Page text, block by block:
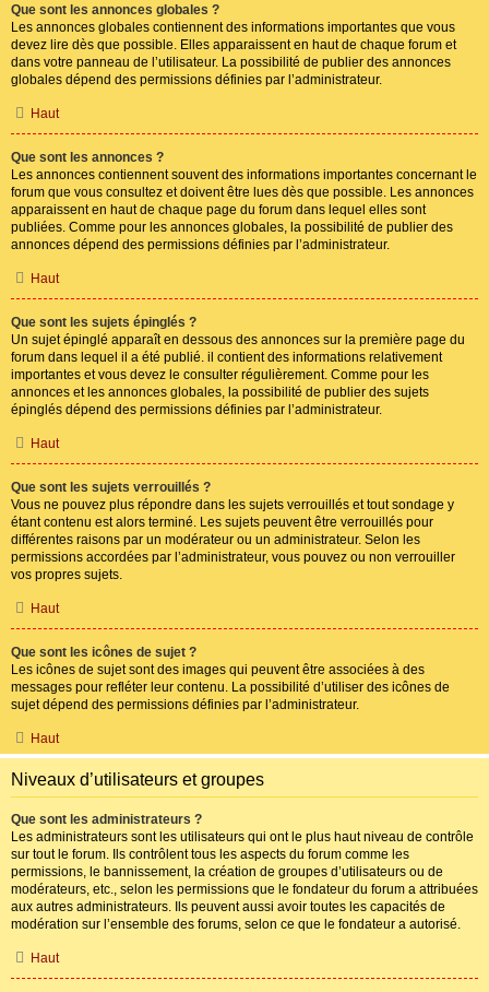
Que sont les annonces globales ?
Les annonces globales contiennent des informations importantes que vous
devez lire dès que possible. Elles apparaissent en haut de chaque forum et
dans votre panneau de l’utilisateur. La possibilité de publier des annonces
globales dépend des permissions définies par l’administrateur.
Haut
Que sont les annonces ?
Les annonces contiennent souvent des informations importantes concernant le
forum que vous consultez et doivent être lues dès que possible. Les annonces
apparaissent en haut de chaque page du forum dans lequel elles sont
publiées. Comme pour les annonces globales, la possibilité de publier des
annonces dépend des permissions définies par l’administrateur.
Haut
Que sont les sujets épinglés ?
Un sujet épinglé apparaît en dessous des annonces sur la première page du
forum dans lequel il a été publié. il contient des informations relativement
importantes et vous devez le consulter régulièrement. Comme pour les
annonces et les annonces globales, la possibilité de publier des sujets
épinglés dépend des permissions définies par l’administrateur.
Haut
Que sont les sujets verrouillés ?
Vous ne pouvez plus répondre dans les sujets verrouillés et tout sondage y
étant contenu est alors terminé. Les sujets peuvent être verrouillés pour
différentes raisons par un modérateur ou un administrateur. Selon les
permissions accordées par l’administrateur, vous pouvez ou non verrouiller
vos propres sujets.
Haut
Que sont les icônes de sujet ?
Les icônes de sujet sont des images qui peuvent être associées à des
messages pour refléter leur contenu. La possibilité d’utiliser des icônes de
sujet dépend des permissions définies par l’administrateur.
Haut
Niveaux d’utilisateurs et groupes
Que sont les administrateurs ?
Les administrateurs sont les utilisateurs qui ont le plus haut niveau de contrôle
sur tout le forum. Ils contrôlent tous les aspects du forum comme les
permissions, le bannissement, la création de groupes d’utilisateurs ou de
modérateurs, etc., selon les permissions que le fondateur du forum a attribuées
aux autres administrateurs. Ils peuvent aussi avoir toutes les capacités de
modération sur l’ensemble des forums, selon ce que le fondateur a autorisé.
Haut